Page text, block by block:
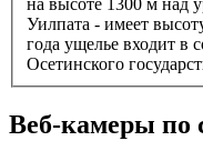
на высоте 1300 м над
Уилпата - имеет
года ущелье входит в
Осетинского
Веб-камеры по